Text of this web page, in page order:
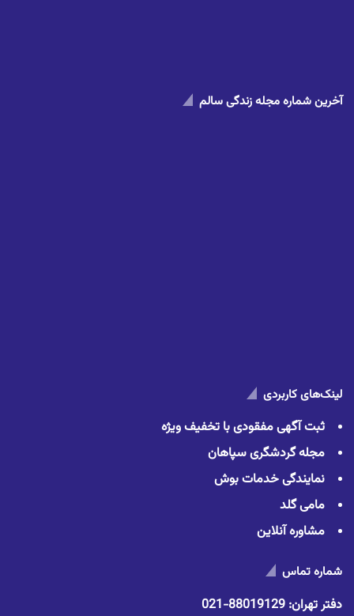
آخرین شماره مجله زندگی سالم
لینک‌های کاربردی
ثبت آگهی مفقودی با تخفیف ویژه
مجله گردشگری سپاهان
نمایندگی خدمات بوش
مامی گلد
مشاوره آنلاین
شماره تماس
دفتر تهران: 88019129-021